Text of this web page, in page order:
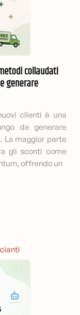
collaudati
generare
clienti è una
da generare
La maggior parte
gli sconti come
offrendo un